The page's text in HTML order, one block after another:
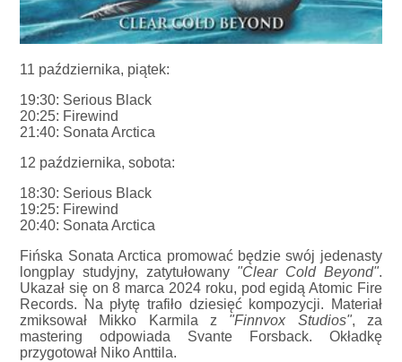
11 października, piątek:
19:30: Serious Black
20:25: Firewind
21:40: Sonata Arctica
12 października, sobota:
18:30: Serious Black
19:25: Firewind
20:40: Sonata Arctica
Fińska Sonata Arctica promować będzie swój jedenasty
longplay studyjny, zatytułowany "Clear Cold Beyond".
Ukazał się on 8 marca 2024 roku, pod egidą Atomic Fire
Records. Na płytę trafiło dziesięć kompozycji. Materiał
zmiksował Mikko Karmila z "Finnvox Studios", za
mastering odpowiada Svante Forsback. Okładkę
przygotował Niko Anttila.